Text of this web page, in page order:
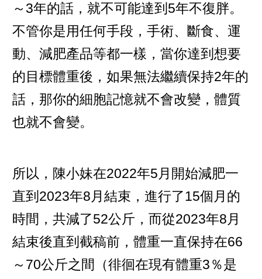
～3年的話，就不可能達到5年不復胖。
不管你是用任何手段，手術、斷食、運
動、減肥產品等都一樣，當你達到想要
的目標體重後，如果無法繼續保持2年的
話，那你的細胞記憶就不會改變，體質
也就不會變。
所以，陳小妹在2022年5月開始減肥一
直到2023年8月結束，進行了15個月的
時間，共減了52公斤，而從2023年8月
結束後直到截稿前，體重一直保持在66
～70公斤之間（徘徊在現有體重3％是